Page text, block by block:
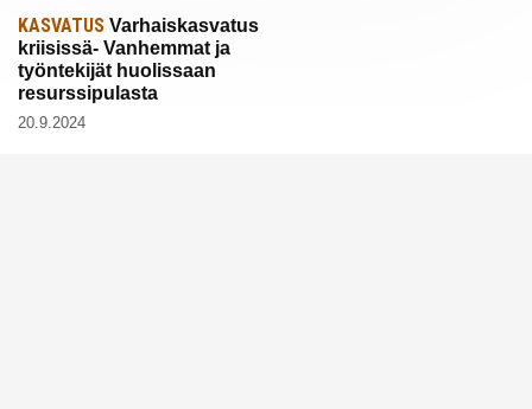
KASVATUS Varhaiskasvatus
kriisissä- Vanhemmat ja
työntekijät huolissaan
resurssipulasta
20.9.2024